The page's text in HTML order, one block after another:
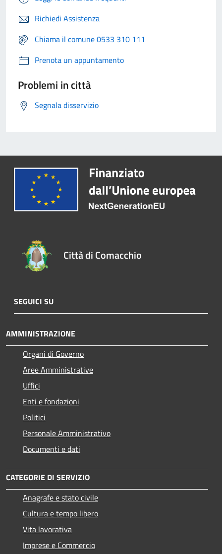
Richiedi Assistenza
Chiama il comune 0533 310 111
Prenota un appuntamento
Problemi in città
Segnala disservizio
Città di Comacchio
SEGUICI SU
AMMINISTRAZIONE
Organi di Governo
Aree Amministrative
Uffici
Enti e fondazioni
Politici
Personale Amministrativo
Documenti e dati
CATEGORIE DI SERVIZIO
Anagrafe e stato civile
Cultura e tempo libero
Vita lavorativa
Imprese e Commercio